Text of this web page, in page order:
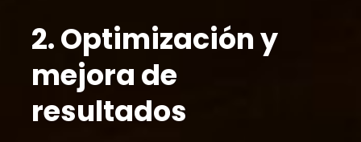
2. Optimización y
mejora de
resultados